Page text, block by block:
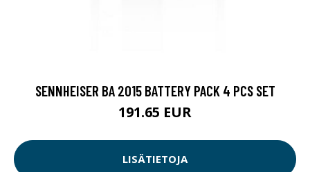
SENNHEISER BA 2015 BATTERY PACK 4 PCS SET
191.65 EUR
LISÄTIETOJA